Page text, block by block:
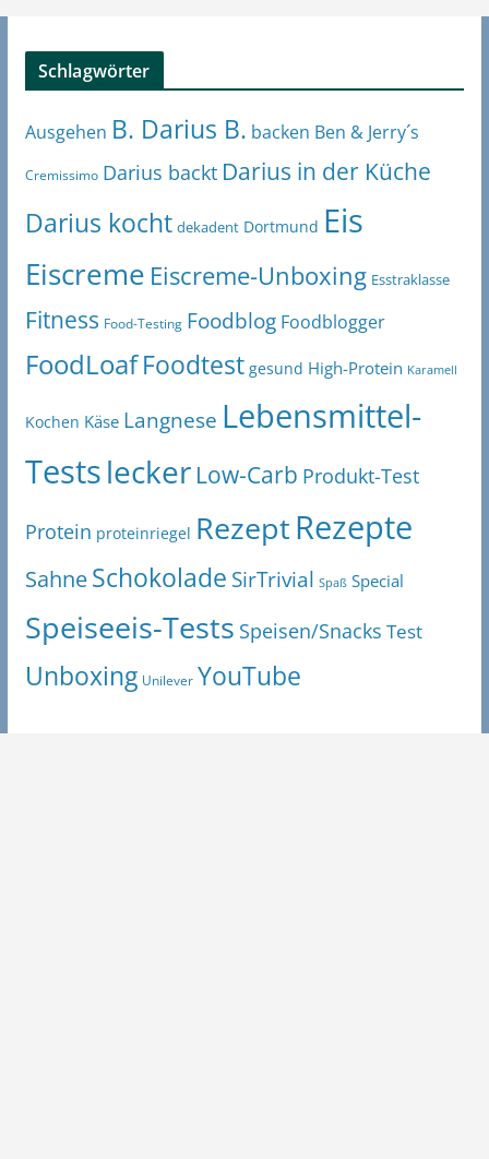
Schlagwörter
Ausgehen B. Darius B. backen Ben & Jerry´s
Cremissimo Darius backt Darius in der Küche
Darius kocht dekadent Dortmund Eis
Eiscreme Eiscreme-Unboxing Esstraklasse
Fitness Food-Testing Foodblog Foodblogger
FoodLoaf Foodtest gesund High-Protein Karamell
Kochen Käse Langnese Lebensmittel-
Testslecker Low-Carb Produkt-Test
Protein proteinriegel RezeptRezepte
SahneSchokolade SirTrivial Spaß Special
Speiseeis-Tests Speisen/Snacks Test
Unboxing Unilever YouTube